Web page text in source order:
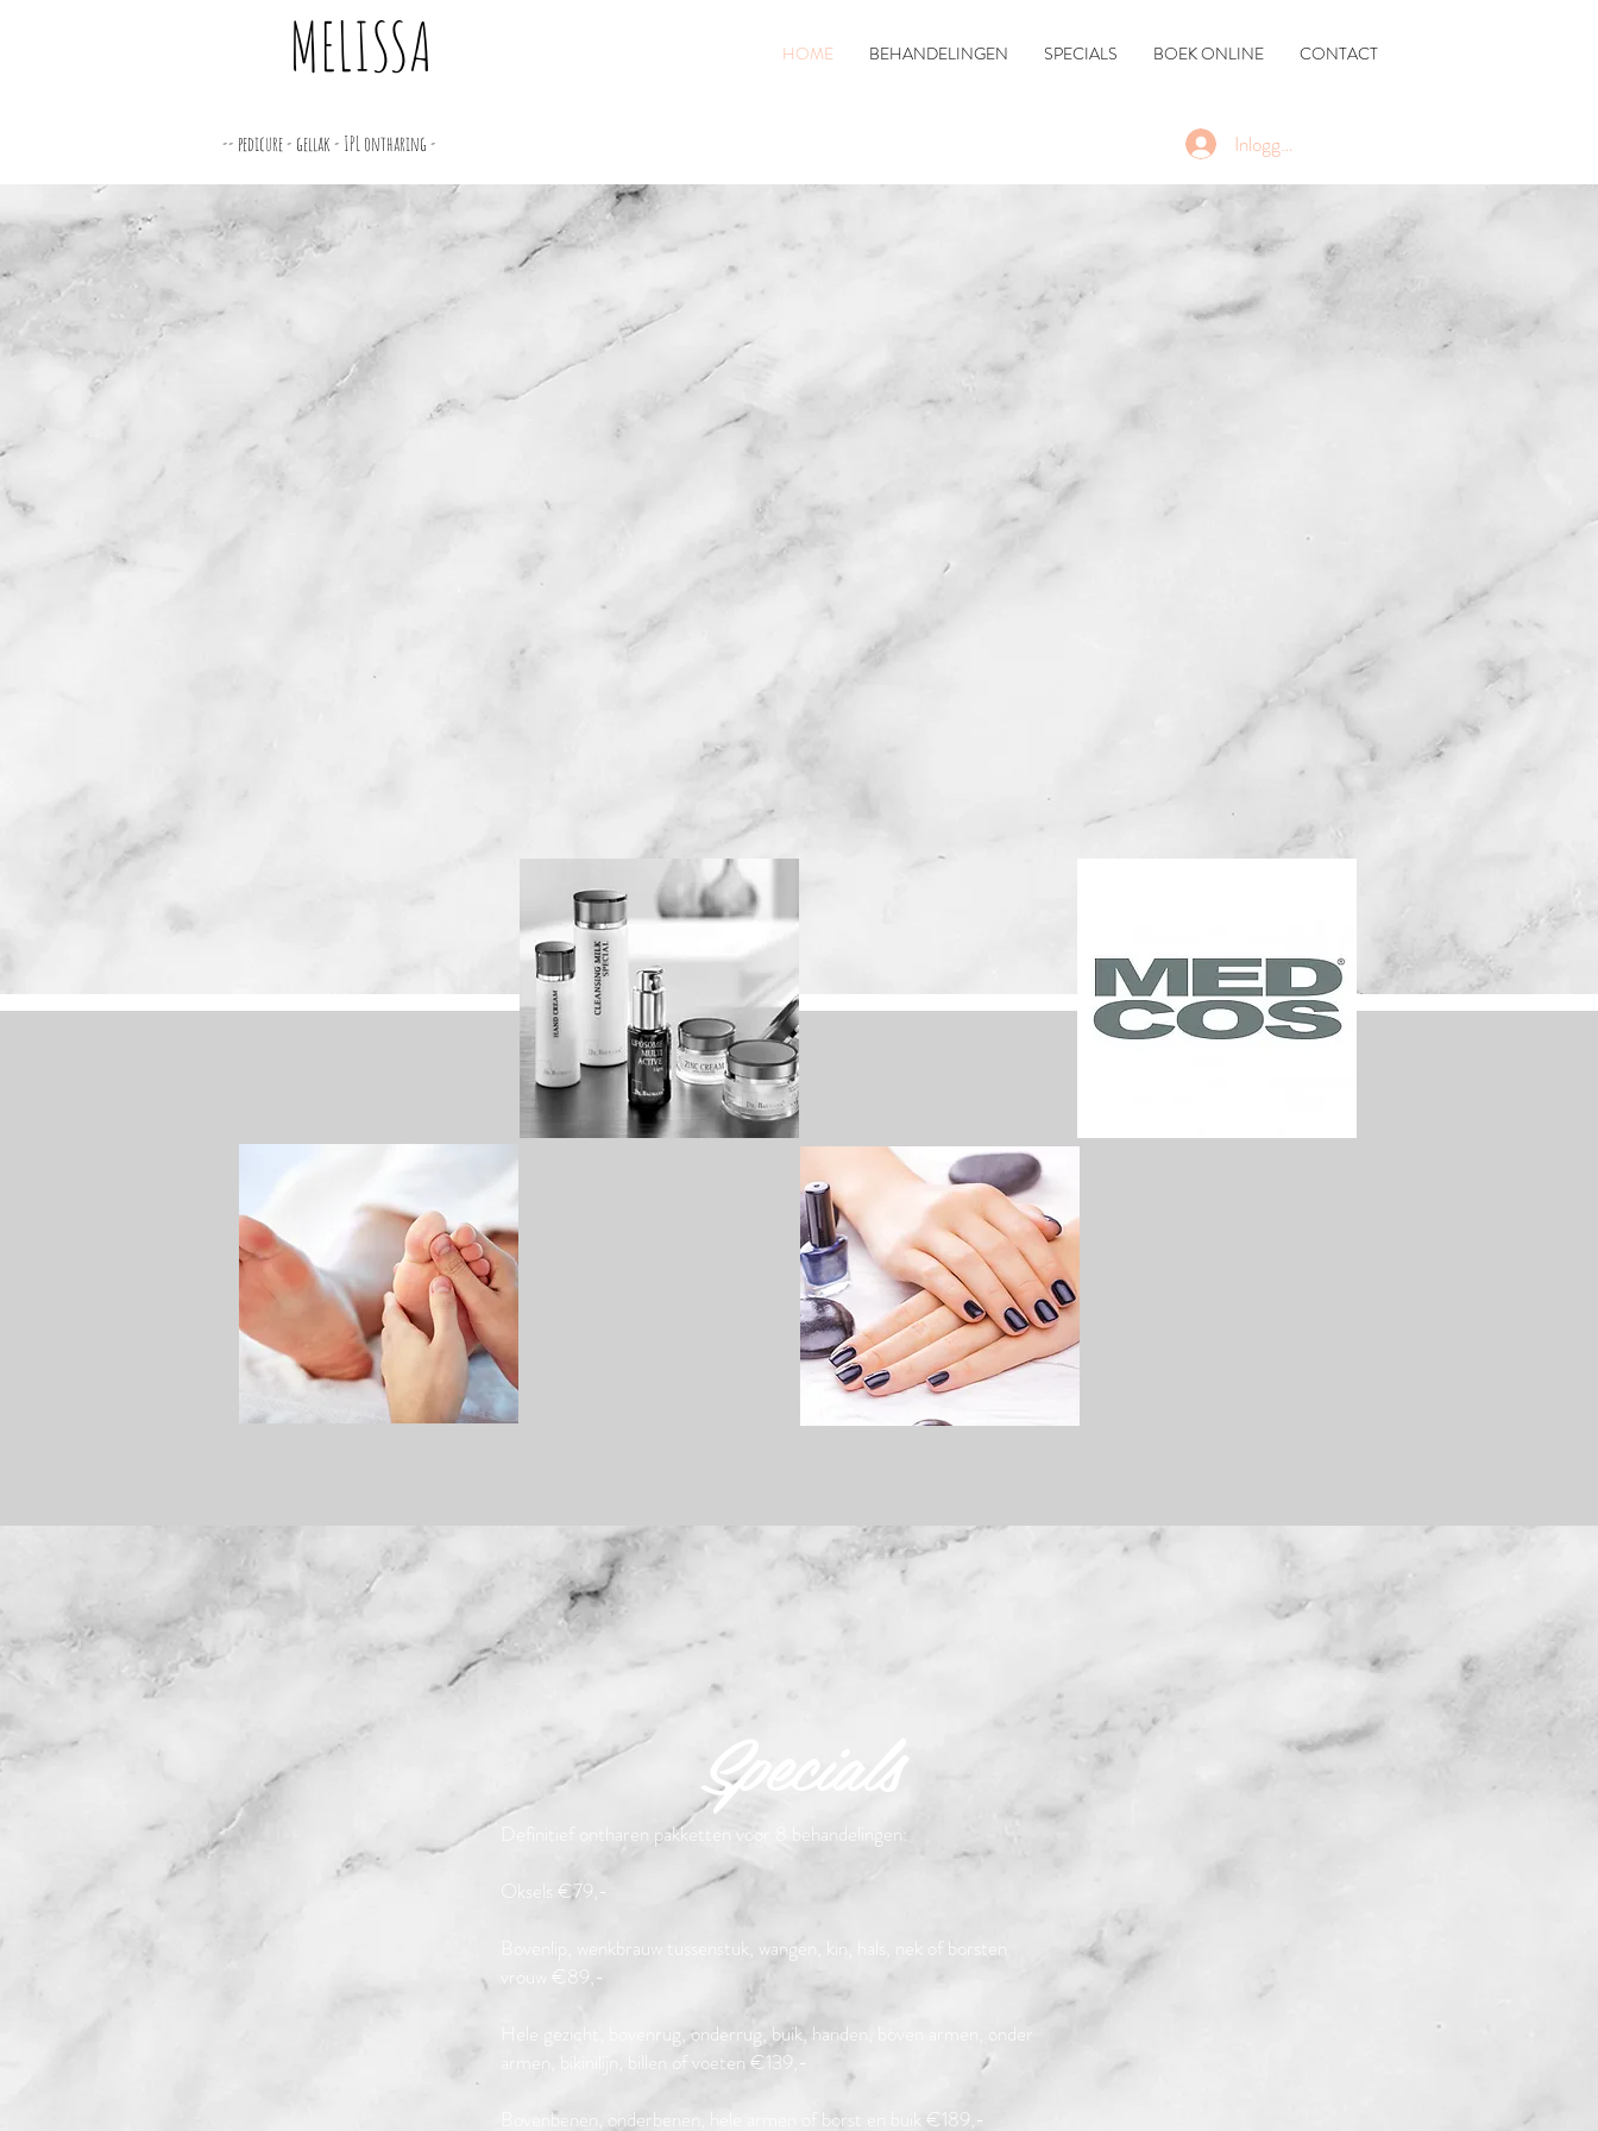
HOME BEHANDELINGEN SPECIALS BOEK ONLINE CONTACT
MELISSA
-- pedicure - gellak - IPL ontharing - Inloggen
Specials
Definitief ontharen pakketten voor 8 behandelingen:
Oksels €79,-
Bovenlip, wenkbrauw tussenstuk, wangen, kin, hals, nek of borsten
vrouw €89,-
Hele gezicht, bovenrug, onderrug, buik, handen, boven armen, onder
armen, bikinilijn, billen of voeten €139,-
Bovenbenen, onderbenen, hele armen of borst en buik €189,-